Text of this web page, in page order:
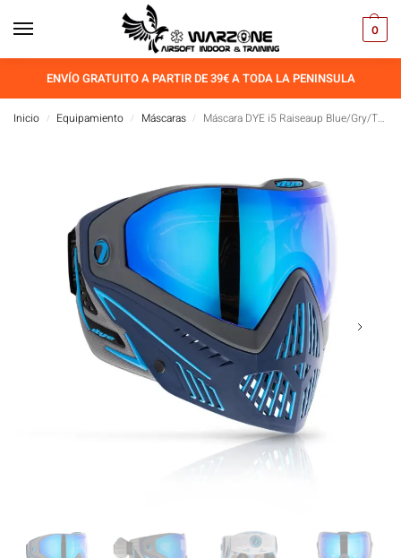
0
ENVÍO GRATUITO A PARTIR DE 39€ A TODA LA PENINSULA
Inicio / Equipamiento / Máscaras / Máscara DYE i5 Raiseaup Blue/Gry/Teal